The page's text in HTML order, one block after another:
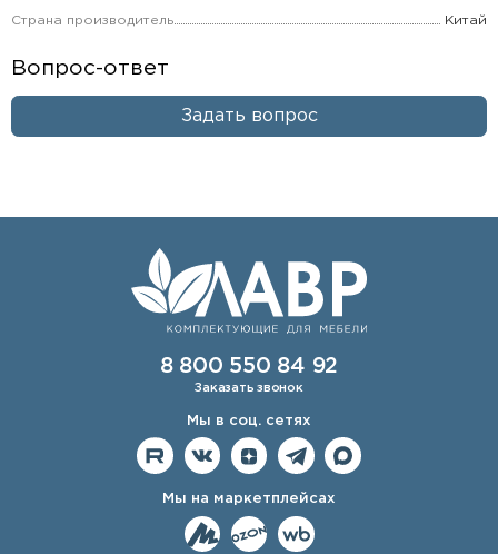
Страна производитель Китай
Вопрос-ответ
Задать вопрос
8 800 550 84 92
Заказать звонок
Мы в соц. сетях
Мы на маркетплейсах